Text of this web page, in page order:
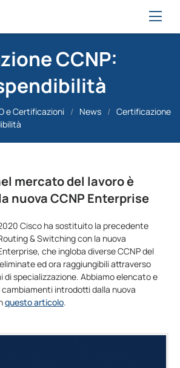
CCNP:
e Certificazioni / News / Certificazione
mercato del lavoro è
nuova CCNP Enterprise
Cisco ha sostituito la precedente
& Switching con la nuova
che ingloba diverse CCNP del
ed ora raggiungibili attraverso
di specializzazione. Abbiamo elencato e
introdotti dalla nuova
questo articolo.